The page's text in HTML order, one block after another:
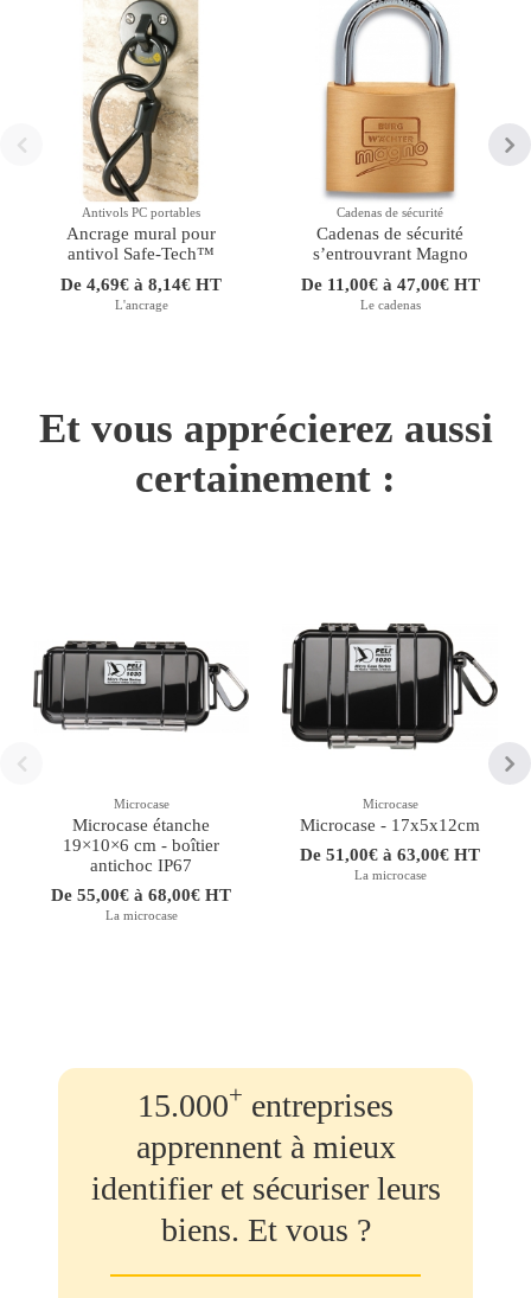
Antivols PC portables
Ancrage mural pour
antivol Safe-Tech™
De 4,69€ à 8,14€ HT
L'ancrage
Cadenas de sécurité
Cadenas de sécurité
sʼentrouvrant Magno
De 11,00€ à 47,00€ HT
Le cadenas
Et vous apprécierez aussi
certainement :
Microcase
Microcase étanche
19×10×6 cm - boîtier
antichoc IP67
De 55,00€ à 68,00€ HT
La microcase
Microcase
Microcase - 17x5x12cm
De 51,00€ à 63,00€ HT
La microcase
15.000+ entreprises
apprennent à mieux
identifier et sécuriser leurs
biens. Et vous ?